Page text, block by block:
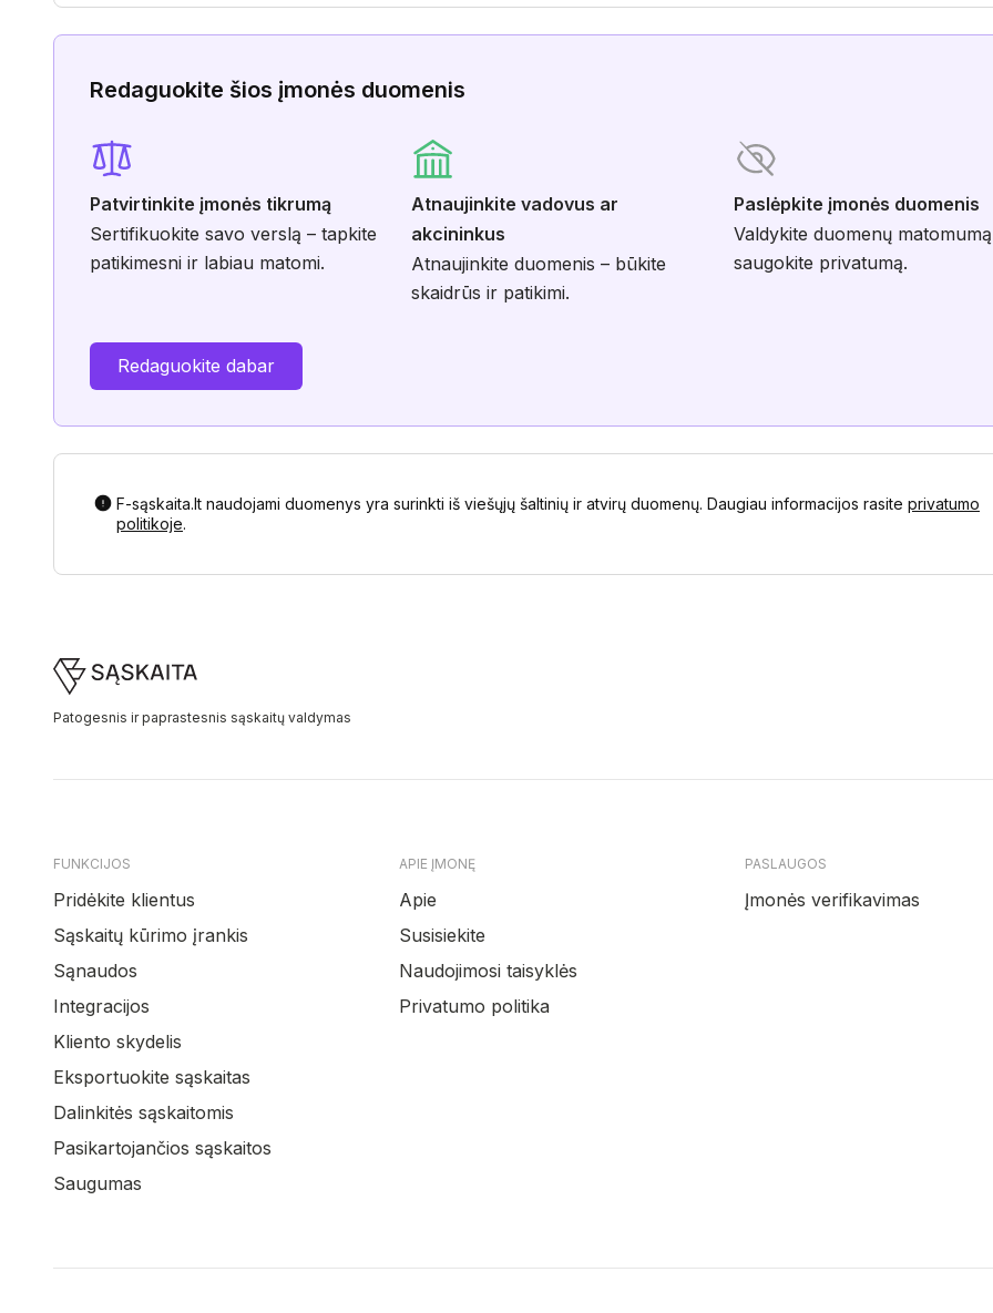
Redaguokite šios įmonės duomenis
Patvirtinkite įmonės tikrumą
Sertifikuokite savo verslą – tapkite
patikimesni ir labiau matomi.
Atnaujinkite vadovus ar
akcininkus
Atnaujinkite duomenis – būkite
skaidrūs ir patikimi.
Paslėpkite įmonės duomenis
Valdykite duomenų
saugokite privatumą.
Redaguokite dabar
F-sąskaita.lt naudojami duomenys yra surinkti iš viešųjų šaltinių ir atvirų duomenų. Daugiau informacijos rasite privatumo
politikoje.
Footer
Patogesnis ir paprastesnis sąskaitų valdymas
FUNKCIJOS
Pridėkite klientus
Sąskaitų kūrimo įrankis
Sąnaudos
Integracijos
Kliento skydelis
Eksportuokite sąskaitas
Dalinkitės sąskaitomis
Pasikartojančios sąskaitos
Saugumas
APIE ĮMONĘ
Apie
Susisiekite
Naudojimosi taisyklės
Privatumo politika
PASLAUGOS
Įmonės verifikavimas